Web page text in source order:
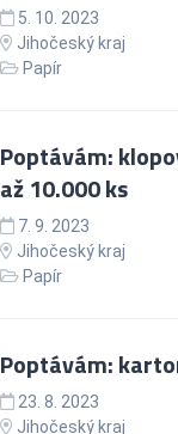
5. 10. 2023
Jihočeský kraj
Papír
Poptávám:
až 10.000 ks
7. 9. 2023
Jihočeský kraj
Papír
Poptávám:
23. 8. 2023
Jihočeský kraj